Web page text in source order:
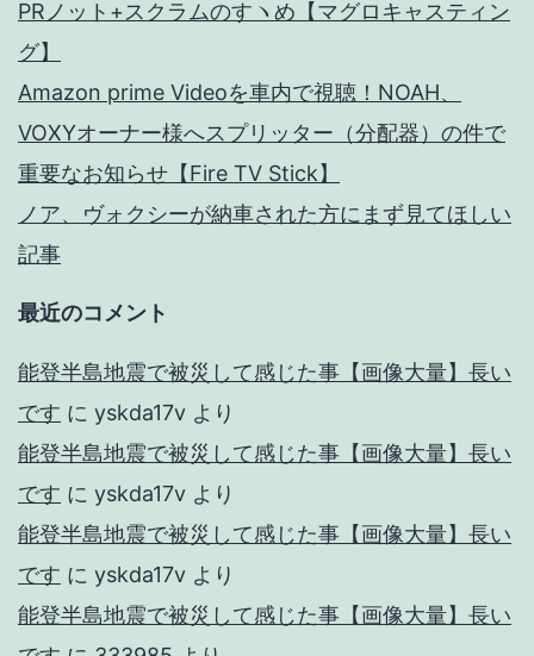
PRノット+スクラムのすヽめ【マグロキャスティン
グ】
Amazon prime Videoを車内で視聴！NOAH、
VOXYオーナー様へスプリッター（分配器）の件で
重要なお知らせ【Fire TV Stick】
ノア、ヴォクシーが納車された方にまず見てほしい
記事
最近のコメント
能登半島地震で被災して感じた事【画像大量】長い
です に yskda17v より
能登半島地震で被災して感じた事【画像大量】長い
です に yskda17v より
能登半島地震で被災して感じた事【画像大量】長い
です に yskda17v より
能登半島地震で被災して感じた事【画像大量】長い